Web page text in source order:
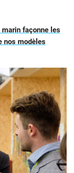
façonne les
nos modèles